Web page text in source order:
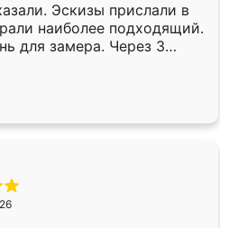
Эскизы прислали в
наиболее подходящий.
для замера. Через 3
уже готова. Остались
Спасибо Ренессанс
работу!